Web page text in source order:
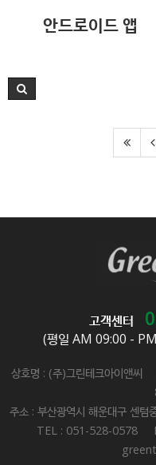
안드로이드 앱
고객센터
(평일 AM 09:00 -
상호명 : (주)그린테크아이앤
주소 : 부산광역시 해운대구 센
TEL : 051-528-0578